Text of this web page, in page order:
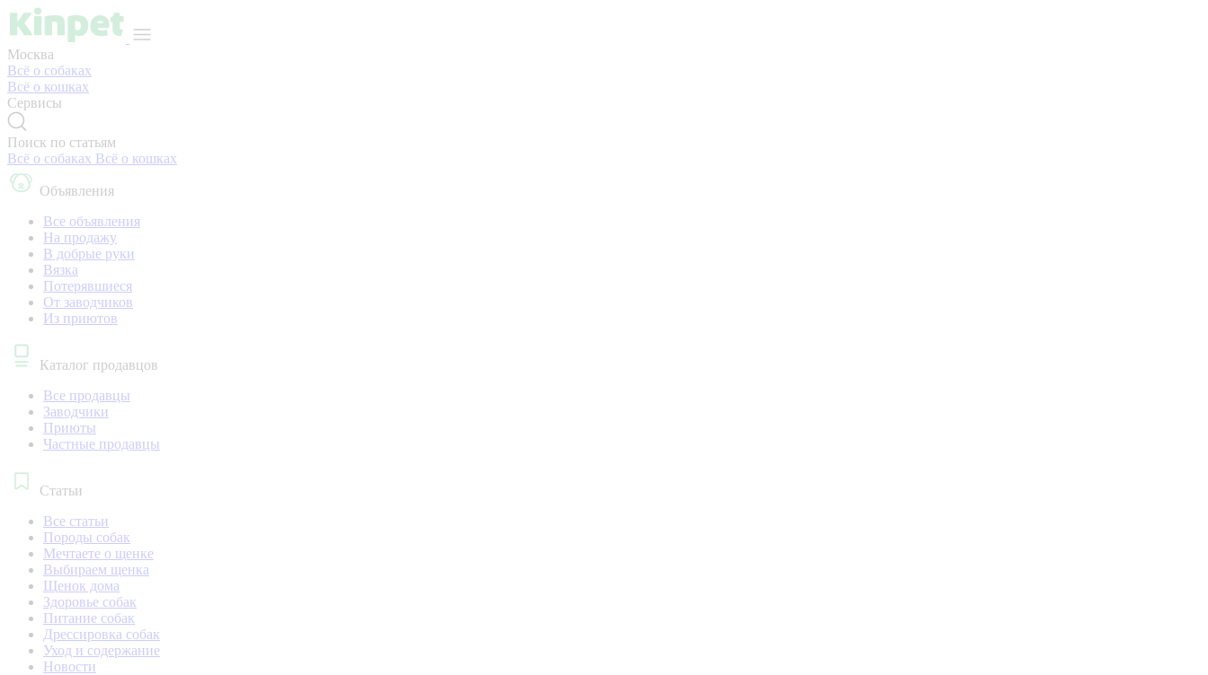
Москва
Всё о собаках
Всё о кошках
Сервисы
Поиск по статьям
Всё о собаках Всё о кошках
Объявления
Все объявления
На продажу
В добрые руки
Вязка
Потерявшиеся
От заводчиков
Из приютов
Каталог продавцов
Все продавцы
Заводчики
Приюты
Частные продавцы
Статьи
Все статьи
Породы собак
Мечтаете о щенке
Выбираем щенка
Щенок дома
Здоровье собак
Питание собак
Дрессировка собак
Уход и содержание
Новости